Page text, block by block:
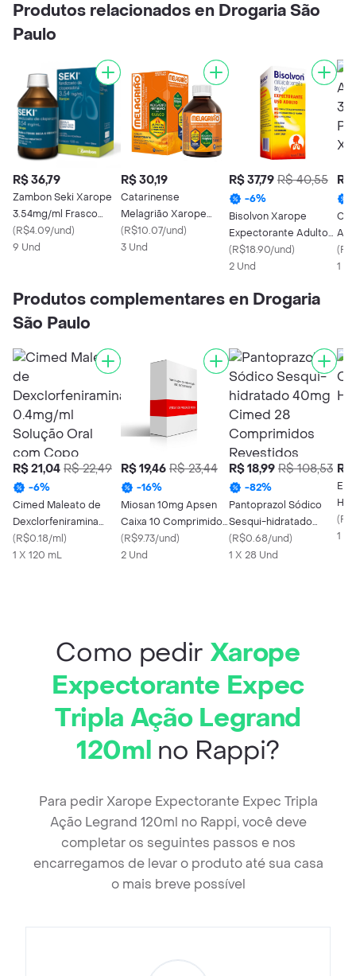
Produtos relacionados en Drogaria São
Paulo
R$ 36,79
Zambon Seki Xarope
3.54mg/ml Frasco
120ml
(R$4.09/und)
9 Und
R$ 30,19
Catarinense
Melagrião Xarope
Expectorante Frasco
150ml
(R$10.07/und)
3 Und
R$ 37,79 R$ 40,55
-6%
Bisolvon Xarope
Expectorante Adulto
8mg/5ml 120ml
(R$18.90/und)
2 Und
R$
(
1 X
Produtos complementares en Drogaria
São Paulo
R$ 21,04 R$ 22,49
-6%
Cimed Maleato de
Dexclorfeniramina
0.4mg/ml Solução Oral
com Copo Medidor
(R$0.18/ml)
1 X 120 mL
R$ 19,46 R$ 23,44
-16%
Miosan 10mg Apsen
Caixa 10 Comprimidos
Revestidos
(R$9.73/und)
2 Und
R$ 18,99 R$ 108,53
-82%
Pantoprazol Sódico
Sesqui-hidratado
40mg Cimed 28
Comprimidos
(R$0.68/und)
1 X 28 Und
R$
(
1 X
Como pedir Xarope
Expectorante Expec
Tripla Ação Legrand
120ml no Rappi?
Para pedir Xarope Expectorante Expec Tripla
Ação Legrand 120ml no Rappi, você deve
completar os seguintes passos e nos
encarregamos de levar o produto até sua casa
o mais breve possível